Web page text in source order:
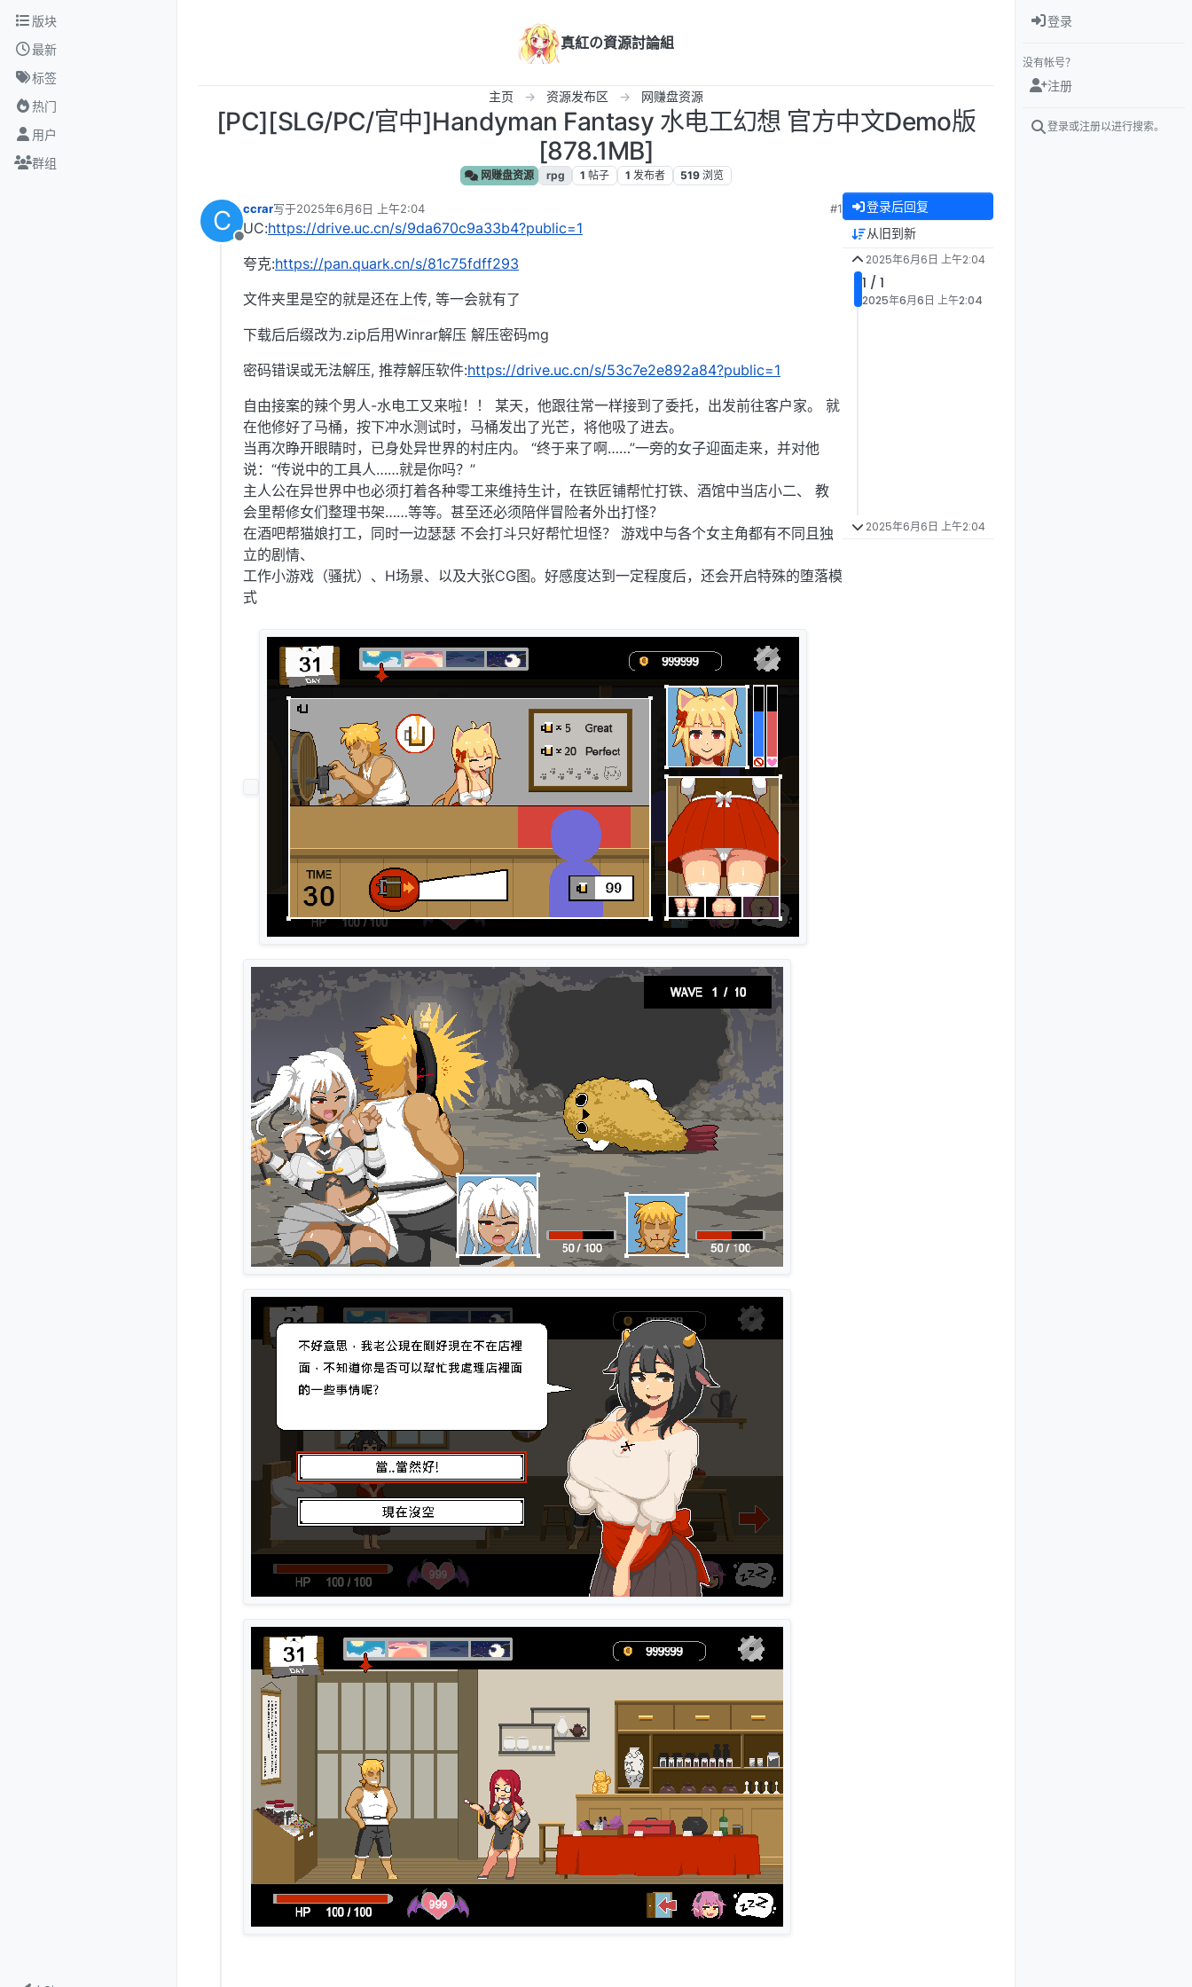
跳转至内容
版块
最新
标签
热门
用户
群组
真紅の資源討論組
主页 资源发布区 网赚盘资源
[PC][SLG/PC/官中]Handyman Fantasy 水电工幻想 官方中文Demo版
[878.1MB]
网赚盘资源 rpg 1 帖子 1 发布者 519 浏览
C
离线
ccrar写于2025年6月6日 上午2:04
最后由 编辑
#1
UC:https://drive.uc.cn/s/9da670c9a33b4?public=1
夸克:https://pan.quark.cn/s/81c75fdff293
文件夹里是空的就是还在上传, 等一会就有了
下载后后缀改为.zip后用Winrar解压 解压密码mg
密码错误或无法解压, 推荐解压软件:https://drive.uc.cn/s/53c7e2e892a84?public=1
自由接案的辣个男人-水电工又来啦！！ 某天，他跟往常一样接到了委托，出发前往客户家。 就
在他修好了马桶，按下冲水测试时，马桶发出了光芒，将他吸了进去。
当再次睁开眼睛时，已身处异世界的村庄内。 “终于来了啊……”一旁的女子迎面走来，并对他
说：“传说中的工具人……就是你吗？”
主人公在异世界中也必须打着各种零工来维持生计，在铁匠铺帮忙打铁、酒馆中当店小二、 教
会里帮修女们整理书架……等等。甚至还必须陪伴冒险者外出打怪？
在酒吧帮猫娘打工，同时一边瑟瑟 不会打斗只好帮忙坦怪？ 游戏中与各个女主角都有不同且独
立的剧情、
工作小游戏（骚扰）、H场景、以及大张CG图。好感度达到一定程度后，还会开启特殊的堕落模
式
登录后回复
从旧到新
2025年6月6日 上午2:04
1 / 1
2025年6月6日 上午2:04
2025年6月6日 上午2:04
登录
没有帐号？
注册
登录或注册以进行搜索。